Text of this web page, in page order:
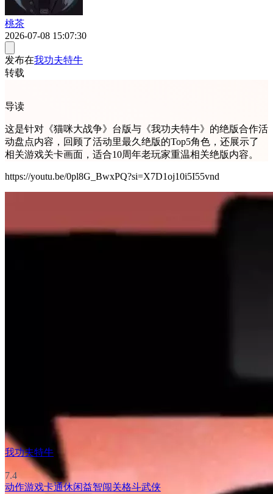
桃茶
2026-07-08 15:07:30
发布在我功夫特牛
转载
导读
这是针对《猫咪大战争》台版与《我功夫特牛》的绝版合作活
动盘点内容，回顾了活动里最久绝版的Top5角色，还展示了
相关游戏关卡画面，适合10周年老玩家重温相关绝版内容。
https://youtu.be/0pl8G_BwxPQ?si=X7D1oj10i5I55vnd
我功夫特牛
7.4
动作游戏卡通休闲益智闯关格斗武侠